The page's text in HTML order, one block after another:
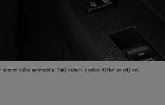
vášho automobilu. Taký vzduch je radosť dýchať po celý rok.